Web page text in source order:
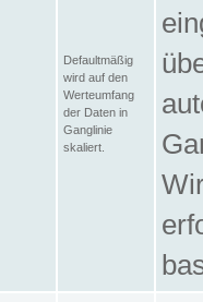
Defaultmäßig
wird auf den
Werteumfang
der Daten in
Ganglinie
skaliert.